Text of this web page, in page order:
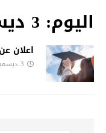
اليوم: 3 ديسمبر، 2024
اعلان
3 ديسمبر 2024